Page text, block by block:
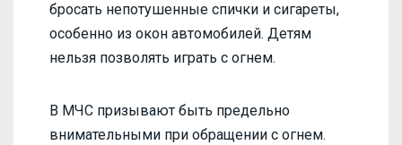
бросать непотушенные спички и сигареты,
особенно из окон автомобилей. Детям
нельзя позволять играть с огнем.
В МЧС призывают быть предельно
внимательными при обращении с огнем.